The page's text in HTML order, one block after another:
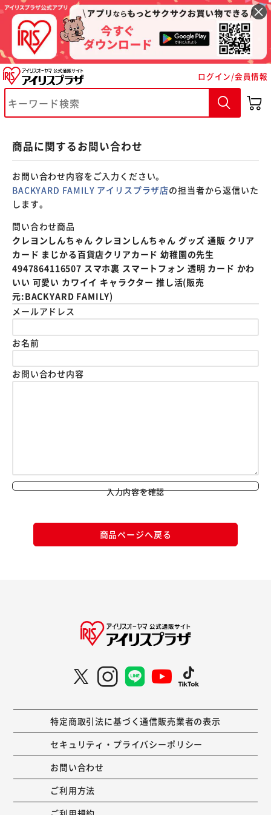
ログイン/会員情報
商品に関するお問い合わせ
お問い合わせ内容をご入力ください。
BACKYARD FAMILY アイリスプラザ店の担当者から返信いた
します。
問い合わせ商品
クレヨンしんちゃん クレヨンしんちゃん グッズ 通販 クリア
カード まじかる百貨店クリアカード 幼稚園の先生
4947864116507 スマホ裏 スマートフォン 透明 カード かわ
いい 可愛い カワイイ キャラクター 推し活(販売
元:BACKYARD FAMILY)
メールアドレス
お名前
お問い合わせ内容
入力内容を確認
商品ページへ戻る
特定商取引法に基づく通信販売業者の表示
セキュリティ・プライバシーポリシー
お問い合わせ
ご利用方法
※ご確認ください
カートに入れる